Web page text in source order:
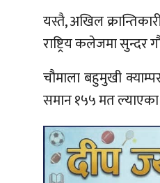
यस्तै, अखिल
राष्ट्रिय कलेजमा
चौमाला बहुमुखी
समान १५५ मत ल्याएका